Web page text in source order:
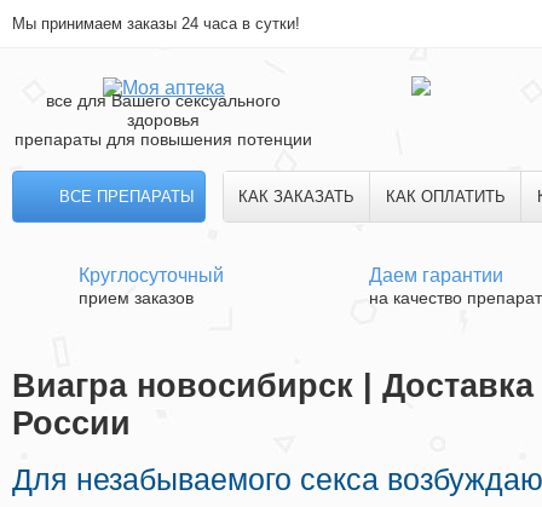
Мы принимаем заказы 24 часа в сутки!
все для Вашего сексуального
здоровья
препараты для повышения потенции
ВСЕ ПРЕПАРАТЫ КАК ЗАКАЗАТЬ КАК ОПЛАТИТЬ
Круглосуточный
прием заказов
Даем гарантии
на качество
Виагра новосибирск |
России
Для незабываемого секса